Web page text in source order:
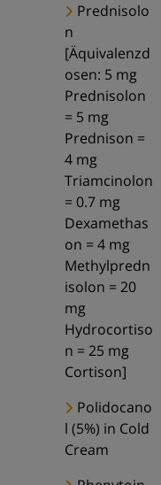
Prednisolo
n
[Äquivalenzd
osen: 5 mg
Prednisolon
= 5 mg
Prednison =
4 mg
Triamcinolon
= 0.7 mg
Dexamethas
on = 4 mg
Methylpredn
isolon = 20
mg
Hydrocortiso
n = 25 mg
Cortison]
Polidocano
l (5%) in Cold
Cream